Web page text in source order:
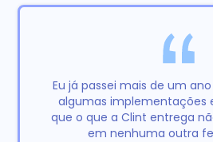
Eu já passei mais de um
algumas implementações
que o que a Clint entrega
em nenhuma outra